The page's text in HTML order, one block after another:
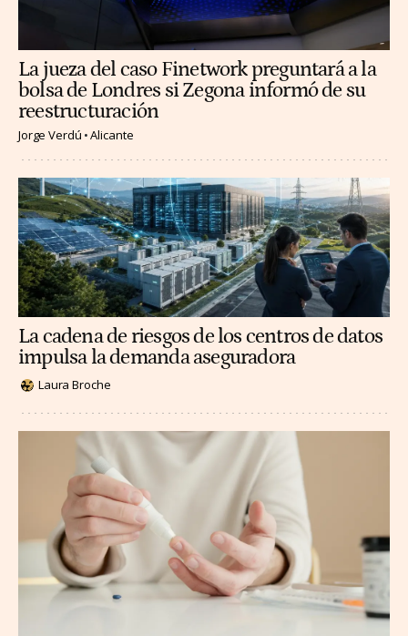
La jueza del caso Finetwork preguntará a la
bolsa de Londres si Zegona informó de su
reestructuración
Jorge Verdú Alicante
La cadena de riesgos de los centros de datos
impulsa la demanda aseguradora
Laura Broche